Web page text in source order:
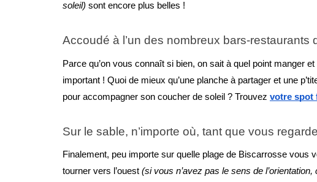
soleil) sont encore plus belles !
Accoudé à l’un des nombreux bars-restaurants
Parce qu’on vous connaît si bien, on sait à quel point manger et
important ! Quoi de mieux qu’une planche à partager et une
pour accompagner son coucher de soleil ? Trouvez votre spot
Sur le sable, n’importe où, tant que vous
Finalement, peu importe sur quelle plage de Biscarrosse vous
tourner vers l’ouest (si vous n’avez pas le sens de l’orientation,